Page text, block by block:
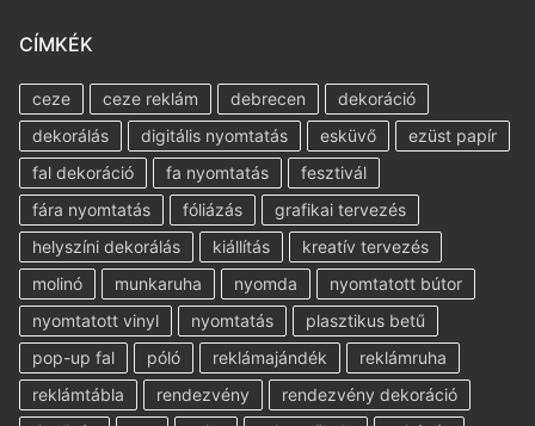
CÍMKÉK
ceze ceze reklám debrecen
dekoráció
dekorálás
digitális nyomtatás esküvő
ezüst papír
fal dekoráció
fa nyomtatás
fesztivál
fára nyomtatás
fóliázás
grafikai tervezés
helyszíni dekorálás
kiállítás
kreatív tervezés
molinó
munkaruha nyomda
nyomtatott bútor
nyomtatott vinyl
nyomtatás
plasztikus betű
pop-up fal
póló reklámajándék
reklámruha
reklámtábla
rendezvény
rendezvény dekoráció